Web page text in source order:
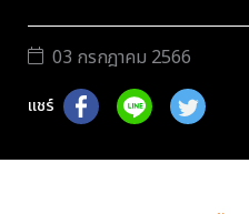
03 กรกฎาคม 2566
แชร์